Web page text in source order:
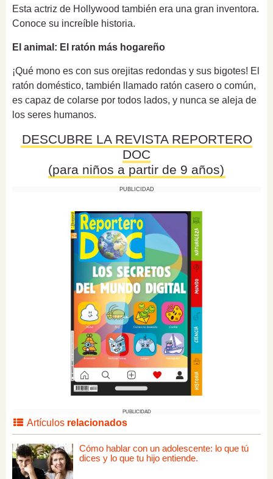
Esta actriz de Hollywood también era una gran inventora.
Conoce su increíble historia.
El animal: El ratón más hogareño
¡Qué mono es con sus orejitas redondas y sus bigotes! El
ratón doméstico, también llamado ratón casero o común,
es capaz de colarse por todos lados, y nunca se aleja de
los seres humanos.
DESCUBRE LA REVISTA REPORTERO
DOC
(para niños a partir de 9 años)
PUBLICIDAD
PUBLICIDAD
Artículos relacionados
Cómo hablar con un adolescente: lo que tú
dices y lo que tu hijo entiende.